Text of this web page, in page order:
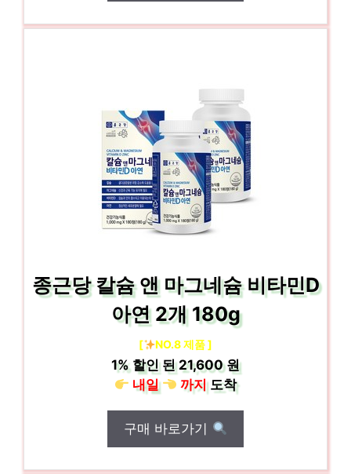
종근당 칼슘 앤 마그네슘 비타민D
아연 2개 180g
[ NO.8 제품 ]
1%할인 된21,600 원
내일
까지도착
구매 바로가기